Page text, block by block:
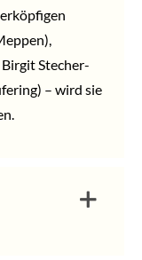
Stecher-
– wird sie